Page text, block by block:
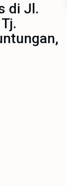
di Jl.